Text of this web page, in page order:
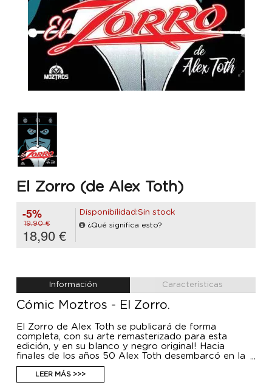
El Zorro (de Alex Toth)
-5%
19,90 €
18,90 €
Disponibilidad:Sin stock
¿Qué significa esto?
Información Características
Cómic Moztros - El Zorro.
El Zorro de Alex Toth se publicará de forma
completa, con su arte remasterizado para esta
edición, y en su blanco y negro original! Hacia
finales de los años 50 Alex Toth desembarcó en la
popular editorial Dell Publishing para ponerse al
frente de las aventuras del Zorro en las
publicaciones Four Color y Zorro. Allí, y por varios
LEER MÁS >>>